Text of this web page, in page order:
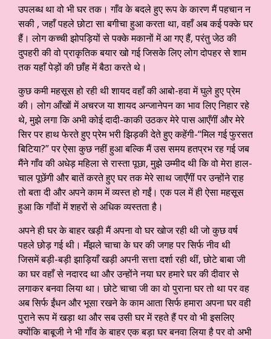
उपलब्ध था वो भी घर तक। गाँव के बदले हुए रूप के कारण मैं पहचान न
सकी , जहाँ पहले छोटा सा बगीचा हुआ करता था, वहाँ अब कई पक्के घर
हैं। लोग कच्ची झोपड़ियों से पक्के मकानों में आ गए हैं, परंतु जेठ की
दुपहरी की वो प्राकृतिक बयार खो गई जिसके लिए लोग दोपहर से शाम
तक यहाँ पेड़ों की छाँह में बैठा करते थे।
कुछ कमी महसूस हो रही थी शायद वहाँ की आबो-हवा में घुले हुए प्रेम
की। लोग आँखों में अचरज या शायद अन्जानेपन का भाव लिए निहार रहे
थे, मुझे लगा कि अभी कोई दादी-काकी उठकर मेरे पास आएँगीं और मेरे
सिर पर हाथ फेरते हुए प्रेम भरी झिड़की देते हुए कहेंगी-“मिल गई फुरसत
बिटिया?” पर ऐसा कुछ नहीं हुआ बल्कि मैं उस समय हतप्रभ रह गई जब
मैंने गाँव की अधेड़ महिला से रास्ता पूछा, मुझे उम्मीद थी कि वो मेरा हाल-
चाल पूछेंगी और बातें करते हुए घर तक मेरे साथ जाएँगीं पर उन्होंने राह
तो बता दी और अपने काम में व्यस्त हो गईं। एक पल में ही ऐसा महसूस
हुआ कि गाँवों में शहरों से अधिक व्यस्तता है।
अपने ही घर के बाहर खड़ी मैं अपना वो घर खोज रही थी जो कुछ वर्ष
पहले छोड़ गई थी। मँझले चाचा के घर की जगह पर सिर्फ नीव थी
जिसमें बड़ी-बड़ी झाड़ियाँ खड़ी अपनी सत्ता दर्शा रही थीं, छोटे बाबा जी
का घर वहाँ से नदारद था और उन्होंने नया घर हमारे घर की दीवार से
लगाकर बनवा लिया था। छोटे चाचा जी का वो पुराना घर तो था पर वह
अब सिर्फ ईंधन और भूसा रखने के काम आता सिर्फ हमारा अपना घर वही
पुराने रूप में खड़ा था और सब उसी घर में रहते हैं पर वो भी इसलिए
क्योंकि बाबूजी ने भी गाँव के बाहर एक बड़ा घर बनवा लिया है पर वो अभी